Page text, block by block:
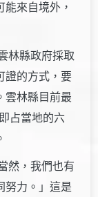
來自境外，
林縣政府採取
證的方式，要
雲林縣目前最
即占當地的六
然，我們也有
努力。」這是